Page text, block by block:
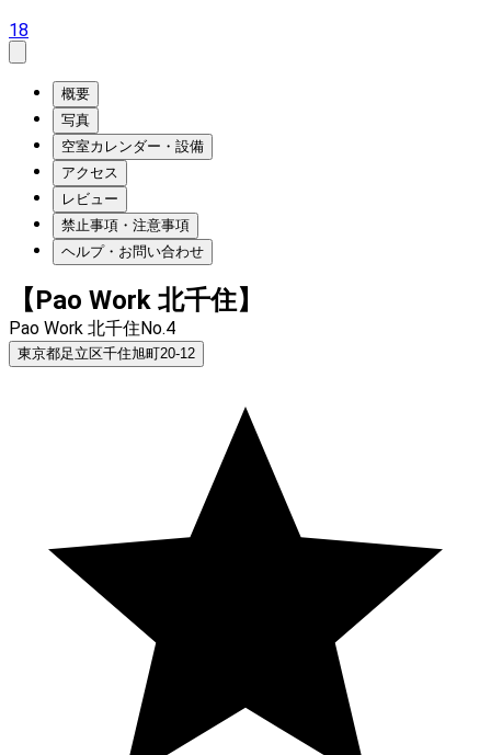
18
概要
写真
空室カレンダー・設備
アクセス
レビュー
禁止事項・注意事項
ヘルプ・お問い合わせ
【Pao Work 北千住】
Pao Work 北千住No.4
東京都足立区千住旭町20-12